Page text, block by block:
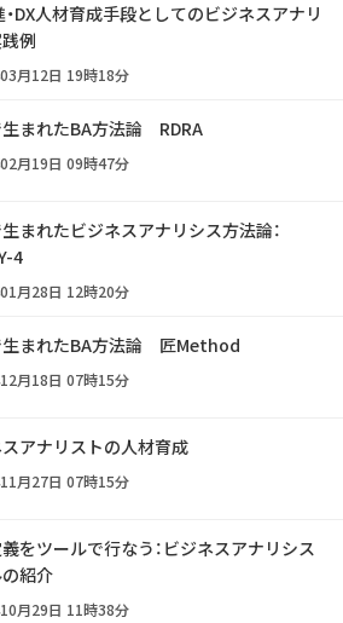
・DX人材育成手段としてのビジネスアナリ
例
月12日 19時18分
生まれたBA方法論 RDRA
月19日 09時47分
まれたビジネスアナリシス方法論：
4
月28日 12時20分
生まれたBA方法論 匠Method
月18日 07時15分
アナリストの人材育成
月27日 07時15分
をツールで行なう：ビジネスアナリシス
紹介
月29日 11時38分